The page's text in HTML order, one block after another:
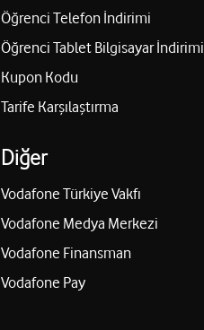
Öğrenci Telefon İndirimi
Öğrenci Tablet Bilgisayar İndirimi
Kupon Kodu
Tarife Karşılaştırma
Diğer
Vodafone Türkiye Vakfı
Vodafone Medya Merkezi
Vodafone Finansman
Vodafone Pay